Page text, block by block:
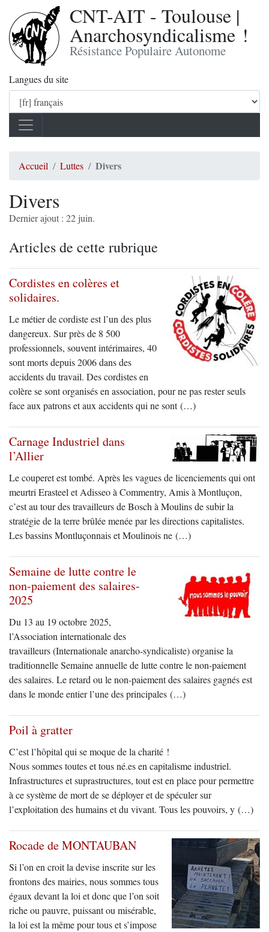
CNT-AIT - Toulouse |
Anarchosyndicalisme !
Résistance Populaire Autonome
Langues du site
Accueil Luttes Divers
Divers
Dernier ajout : 22 juin.
Articles de cette rubrique
Cordistes en colères et
solidaires.
Le métier de cordiste est l’un des plus
dangereux. Sur près de 8 500
professionnels, souvent intérimaires, 40
sont morts depuis 2006 dans des
accidents du travail. Des cordistes en
colère se sont organisés en association, pour ne pas rester seuls
face aux patrons et aux accidents qui ne sont (…)
Carnage Industriel dans
l’Allier
Le couperet est tombé. Après les vagues de licenciements qui ont
meurtri Erasteel et Adisseo à Commentry, Amis à Montluçon,
c’est au tour des travailleurs de Bosch à Moulins de subir la
stratégie de la terre brûlée menée par les directions capitalistes.
Les bassins Montluçonnais et Moulinois ne (…)
Semaine de lutte contre le
non-paiement des salaires-
2025
Du 13 au 19 octobre 2025,
l’Association internationale des
travailleurs (Internationale anarcho-syndicaliste) organise la
traditionnelle Semaine annuelle de lutte contre le non-paiement
des salaires. Le retard ou le non-paiement des salaires gagnés est
dans le monde entier l’une des principales (…)
Poil à gratter
C’est l’hôpital qui se moque de la charité !
Nous sommes toutes et tous né.es en capitalisme industriel.
Infrastructures et suprastructures, tout est en place pour permettre
à ce système de mort de se déployer et de spéculer sur
l’exploitation des humains et du vivant. Tous les pouvoirs, y (…)
Rocade de MONTAUBAN
Si l’on en croit la devise inscrite sur les
frontons des mairies, nous sommes tous
égaux devant la loi et donc que l’on soit
riche ou pauvre, puissant ou misérable,
la loi est la même pour tous et s’impose